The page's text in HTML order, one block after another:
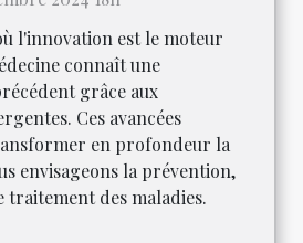
l'innovation est le moteur
connaît une
grâce aux
Ces avancées
en profondeur la
envisageons la prévention,
traitement des maladies.